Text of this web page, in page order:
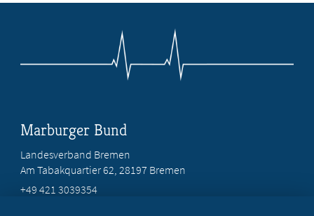
Marburger Bund
Landesverband Bremen
Am Tabakquartier 62, 28197 Bremen
+49 421 3039354